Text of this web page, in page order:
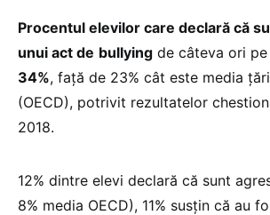
Procentul elevilor care declară că
unui act de bullying de câteva ori
34%, față de 23% cât este media
(OECD), potrivit rezultatelor
2018.
12% dintre elevi declară că sunt
8% media OECD), 11% susțin că au